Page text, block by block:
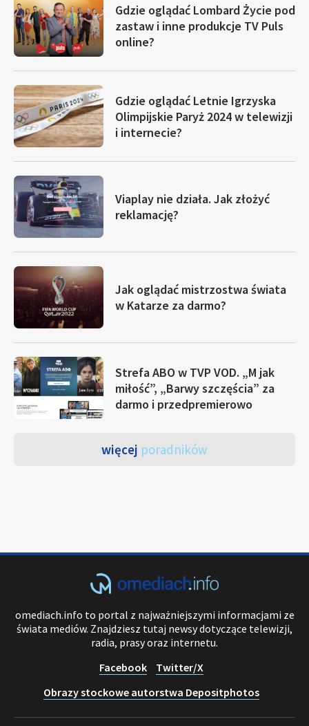
Gdzie oglądać Lombard Życie pod
zastaw i inne produkcje TV Puls
online?
Gdzie oglądać Letnie Igrzyska
Olimpijskie Paryż 2024 w telewizji
i internecie?
Viaplay nie działa. Jak złożyć
reklamację?
Jak oglądać mistrzostwa świata
w Katarze za darmo?
Strefa ABO w TVP VOD. „M jak
miłość”, „Barwy szczęścia” za
darmo i przedpremierowo
więcej poradników
omediach.info to portal z najważniejszymi informacjami ze
świata mediów. Znajdziesz tutaj newsy dotyczące telewizji,
radia, prasy oraz internetu.
Facebook
Twitter/X
Obrazy stockowe autorstwa Depositphotos